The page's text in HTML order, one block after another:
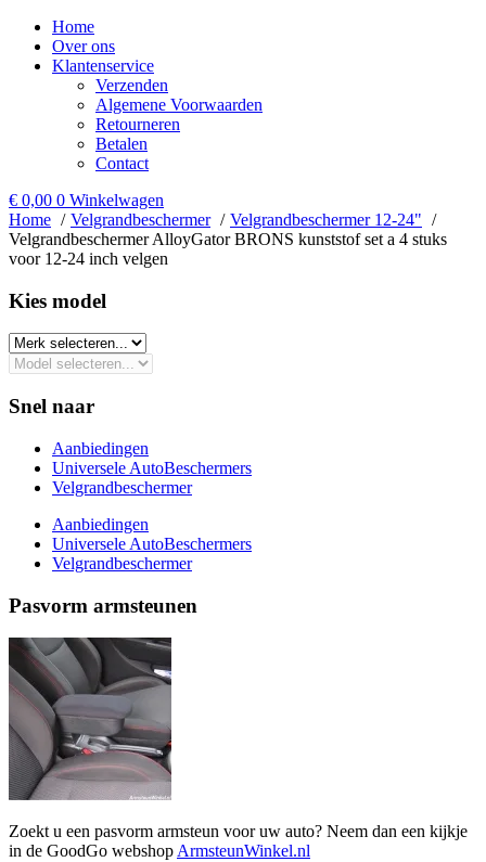
Home
Over ons
Klantenservice
Verzenden
Algemene Voorwaarden
Retourneren
Betalen
Contact
€ 0,00 0 Winkelwagen
Home
Velgrandbeschermer
Velgrandbeschermer 12-24"
Velgrandbeschermer AlloyGator BRONS kunststof set a 4 stuks
voor 12-24 inch velgen
Kies model​
Snel naar
Aanbiedingen
Universele AutoBeschermers
Velgrandbeschermer
Aanbiedingen
Universele AutoBeschermers
Velgrandbeschermer
Pasvorm armsteunen
Zoekt u een pasvorm armsteun voor uw auto? Neem dan een kijkje
in de GoodGo webshop ArmsteunWinkel.nl